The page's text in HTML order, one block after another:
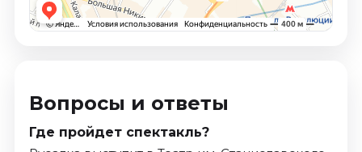
Вопросы и ответы
Где пройдет спектакль?